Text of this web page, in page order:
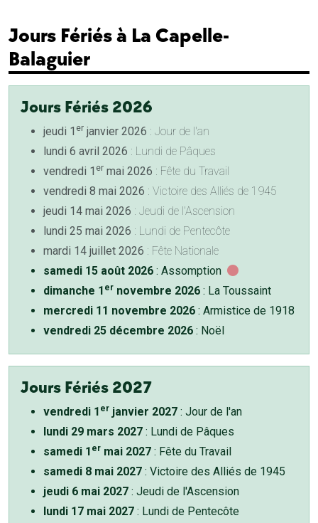
Jours Fériés à La Capelle-
Balaguier
Jours Fériés 2026
jeudi 1 er janvier 2026 : Jour de l'an
lundi 6 avril 2026 : Lundi de Pâques
vendredi 1 er mai 2026 : Fête du Travail
vendredi 8 mai 2026 : Victoire des Alliés de 1945
jeudi 14 mai 2026 : Jeudi de l'Ascension
lundi 25 mai 2026 : Lundi de Pentecôte
mardi 14 juillet 2026 : Fête Nationale
samedi 15 août 2026 : Assomption
dimanche 1 er novembre 2026 : La Toussaint
mercredi 11 novembre 2026 : Armistice de 1918
vendredi 25 décembre 2026 : Noël
Jours Fériés 2027
vendredi 1 er janvier 2027 : Jour de l'an
lundi 29 mars 2027 : Lundi de Pâques
samedi 1 er mai 2027 : Fête du Travail
samedi 8 mai 2027 : Victoire des Alliés de 1945
jeudi 6 mai 2027 : Jeudi de l'Ascension
lundi 17 mai 2027 : Lundi de Pentecôte